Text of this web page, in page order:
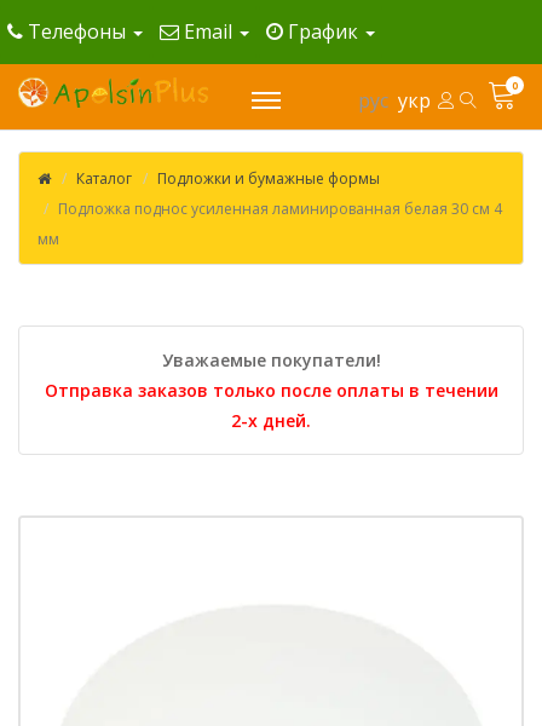
Телефоны Email График
рус укр
0
Каталог
Подложки и бумажные формы
Подложка поднос усиленная ламинированная белая 30 см 4
мм
Уважаемые покупатели!
Отправка заказов только после оплаты в течении
2-х дней.